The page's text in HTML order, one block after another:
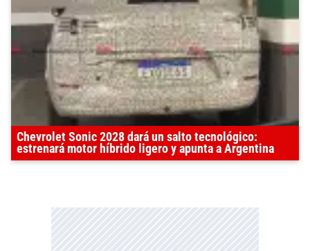
Chevrolet Sonic 2028 dará un salto tecnológico:
estrenará motor híbrido ligero y apunta a Argentina